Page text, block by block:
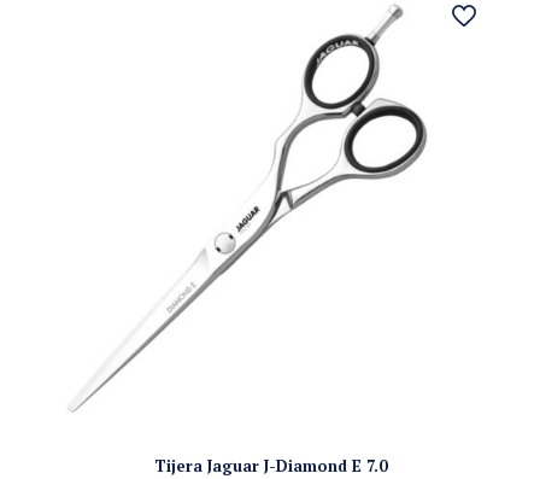
Tijera Jaguar J-Diamond E 7.0